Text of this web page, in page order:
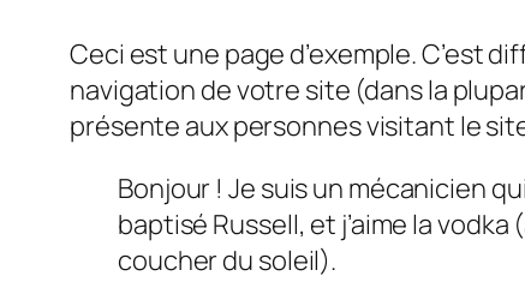
Ceci est une page d’exemple. C’est
navigation de votre site (dans la
présente aux personnes visitant le
Bonjour ! Je suis un mécanicien
baptisé Russell, et j’aime la
coucher du soleil).